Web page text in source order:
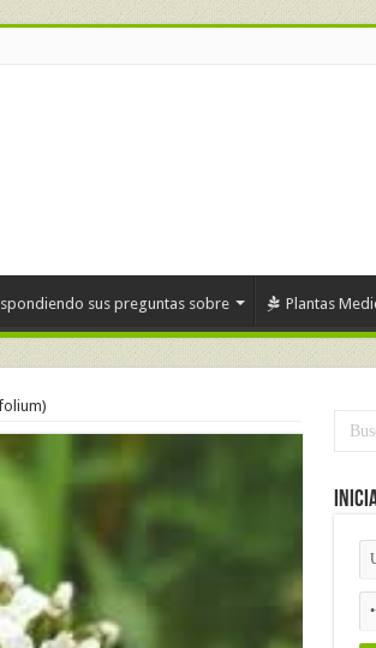
sus preguntas sobre Plantas